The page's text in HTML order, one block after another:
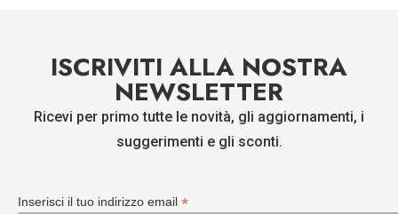
ISCRIVITI ALLA NOSTRA
NEWSLETTER
Ricevi per primo tutte le novità, gli aggiornamenti, i
suggerimenti e gli sconti.
Inserisci il tuo indirizzo email *